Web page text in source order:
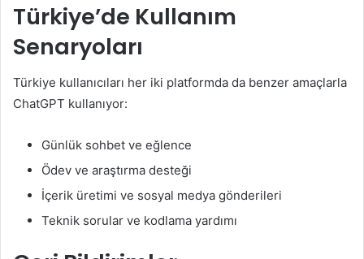
Türkiye’de Kullanım
Senaryoları
Türkiye kullanıcıları her iki platformda da benzer amaçlarla
ChatGPT kullanıyor:
Günlük sohbet ve eğlence
Ödev ve araştırma desteği
İçerik üretimi ve sosyal medya gönderileri
Teknik sorular ve kodlama yardımı